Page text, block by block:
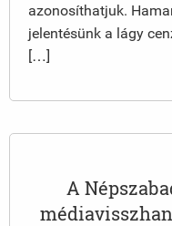
azonosíthatjuk.
jelentésünk a lágy
[…]
A